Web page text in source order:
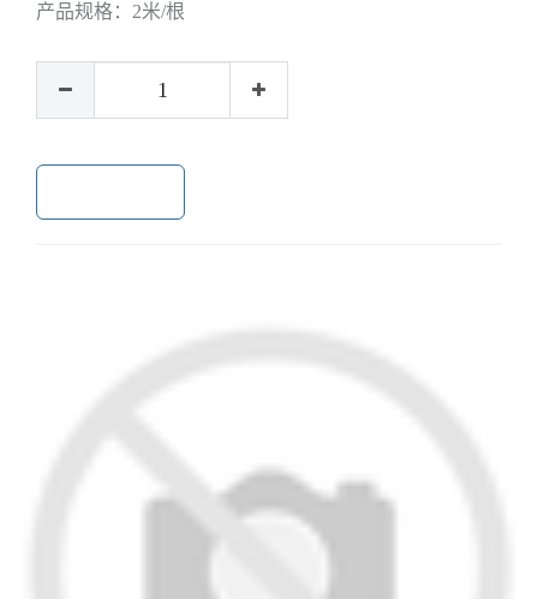
产品规格： 2米/根